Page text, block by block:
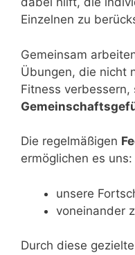
Einzelnen zu
Gemeinsam
Übungen, die nicht
Fitness
Die regelmäßigen
ermöglichen es uns:
unsere
voneinander
Durch diese